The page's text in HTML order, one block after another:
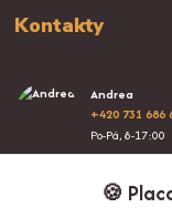
Kontakty
Andrea
+420 731 686
Po-Pá, 8-17:00
info@proplacatky.cz
🍪